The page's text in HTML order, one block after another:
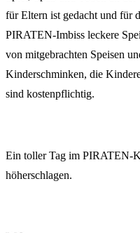
für Eltern ist gedacht und für
PIRATEN-Imbiss leckere
von mitgebrachten Speisen
Kinderschminken, die
sind kostenpflichtig.
Ein toller Tag im PIRATEN-
höherschlagen.